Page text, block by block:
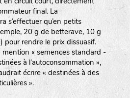
final. La
s’effectuer qu’en petits
20 g de betterave, 10 g
pour rendre le prix dissuasif.
mention « semences standard -
à l’autoconsommation »,
écrire « destinées à des
».